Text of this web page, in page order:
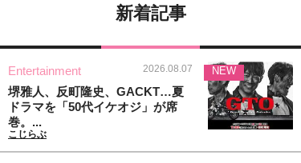
新着記事
Entertainment 2026.08.07
堺雅人、反町隆史、GACKT…夏
ドラマを「50代イケオジ」が席
巻。...
こじらぶ
NEW